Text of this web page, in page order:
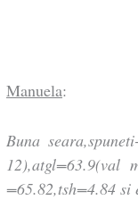
Manuela:
Buna
12),atgl=63.9(val
=65.82,tsh=4.84 si